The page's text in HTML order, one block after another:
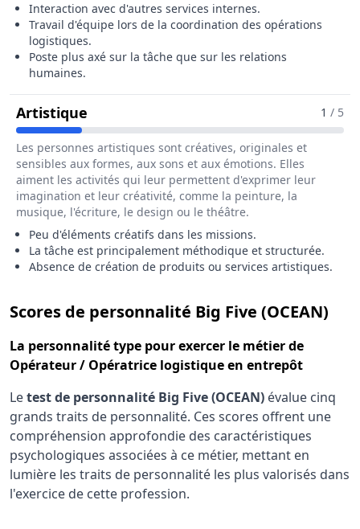
Interaction avec d'autres services internes.
Travail d'équipe lors de la coordination des opérations
logistiques.
Poste plus axé sur la tâche que sur les relations
humaines.
Artistique Pour Le Métier De Opérateur / 1 / 5
Les personnes artistiques sont créatives, originales et
sensibles aux formes, aux sons et aux émotions. Elles
aiment les activités qui leur permettent d'exprimer leur
imagination et leur créativité, comme la peinture, la
musique, l'écriture, le design ou le théâtre.
Peu d'éléments créatifs dans les missions.
La tâche est principalement méthodique et structurée.
Absence de création de produits ou services artistiques.
Scores de personnalité Big Five (OCEAN)
La personnalité type pour exercer le métier de
Opérateur / Opératrice logistique en entrepôt
Letest de personnalité Big Five (OCEAN) évalue cinq
grands traits de personnalité. Ces scores offrent une
compréhension approfondie des caractéristiques
psychologiques associées à ce métier, mettant en
lumière les traits de personnalité les plus valorisés dans
l'exercice de cette profession.